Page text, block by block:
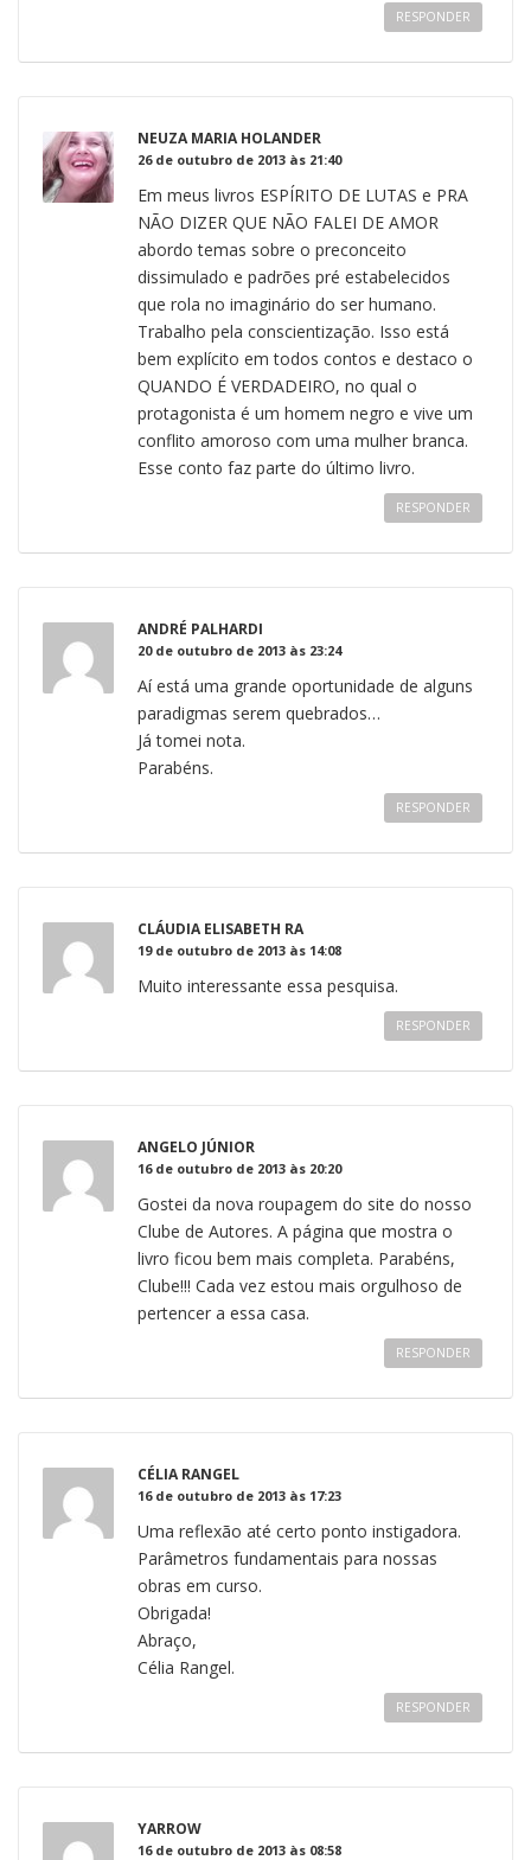
RESPONDER
NEUZA MARIA HOLANDER
26 de outubro de 2013 às 21:40
Em meus livros ESPÍRITO DE LUTAS e PRA
NÃO DIZER QUE NÃO FALEI DE AMOR
abordo temas sobre o preconceito
dissimulado e padrões pré estabelecidos
que rola no imaginário do ser humano.
Trabalho pela conscientização. Isso está
bem explícito em todos contos e destaco o
QUANDO É VERDADEIRO, no qual o
protagonista é um homem negro e vive um
conflito amoroso com uma mulher branca.
Esse conto faz parte do último livro.
RESPONDER
ANDRÉ PALHARDI
20 de outubro de 2013 às 23:24
Aí está uma grande oportunidade de alguns
paradigmas serem quebrados…
Já tomei nota.
Parabéns.
RESPONDER
CLÁUDIA ELISABETH RA
19 de outubro de 2013 às 14:08
Muito interessante essa pesquisa.
RESPONDER
ANGELO JÚNIOR
16 de outubro de 2013 às 20:20
Gostei da nova roupagem do site do nosso
Clube de Autores. A página que mostra o
livro ficou bem mais completa. Parabéns,
Clube!!! Cada vez estou mais orgulhoso de
pertencer a essa casa.
RESPONDER
CÉLIA RANGEL
16 de outubro de 2013 às 17:23
Uma reflexão até certo ponto instigadora.
Parâmetros fundamentais para nossas
obras em curso.
Obrigada!
Abraço,
Célia Rangel.
RESPONDER
YARROW
16 de outubro de 2013 às 08:58